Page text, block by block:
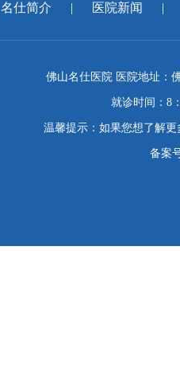
名仕简介 | 医院新闻 |
佛山名仕医院 医院地址：
就诊时间：8
温馨提示：如果您想了解
备案